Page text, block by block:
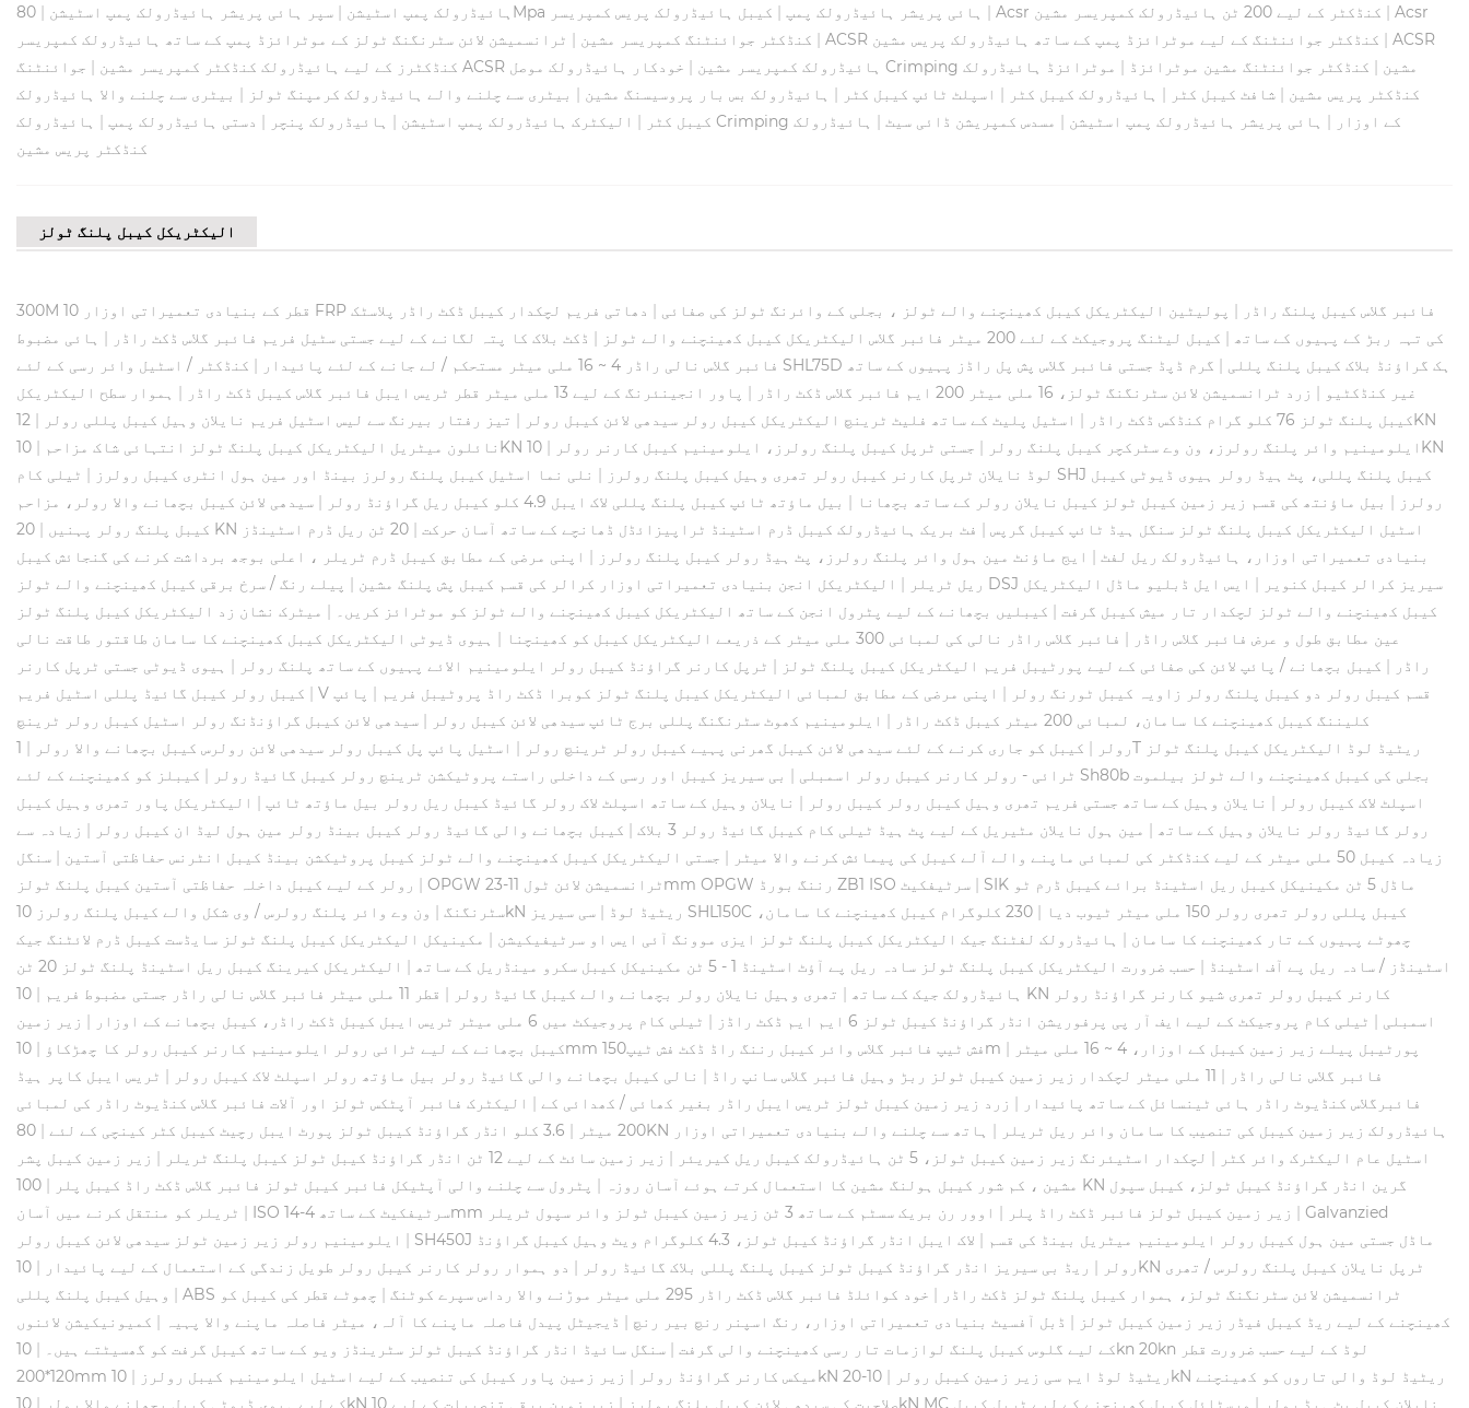
ہائیڈرولک پمپ اسٹیشن | سپر ہائی پریشر ہائیڈرولک پمپ اسٹیشن | 80Mpa ہائی پریشر ہائیڈرولک پمپ | کیبل ہائیڈرولک پریس کمپریسر | Acsr کنڈکٹر کے لیے 200 ٹن ہائیڈرولک کمپریسر مشین | Acsr
کنڈکٹر جوائنٹنگ کمپریسر مشین | ٹرانسمیشن لائن سٹرنگنگ ٹولز کے موٹرائزڈ پمپ کے ساتھ ہائیڈرولک کمپریسر | ACSR کنڈکٹر جوائنٹنگ کے لیے موٹرائزڈ پمپ کے ساتھ ہائیڈرولک پریس مشین | ACSR
کنڈکٹرز کے لیے ہائیڈرولک کنڈکٹر کمپریسر مشین | جوائنٹنگ ACSR ہائیڈرولک کمپریسر مشین | خودکار ہائیڈرولک موصل Crimping مشین | کنڈکٹر جوائنٹنگ مشین موٹرائزڈ | موٹرائزڈ ہائیڈرولک
کنڈکٹر پریس مشین | شافٹ کیبل کٹر | ہائیڈرولک کیبل کٹر | اسپلٹ ٹائپ کیبل کٹر | ہائیڈرولک بس بار پروسیسنگ مشین | بیٹری سے چلنے والے ہائیڈرولک کرمپنگ ٹولز | بیٹری سے چلنے والا ہائیڈرولک
کیبل کٹر | الیکٹرک ہائیڈرولک پمپ اسٹیشن | ہائیڈرولک پنچر | دستی ہائیڈرولک پمپ | ہائیڈرولک Crimping کے اوزار | ہائی پریشر ہائیڈرولک پمپ اسٹیشن | مسدس کمپریشن ڈائی سیٹ | ہائیڈرولک
کنڈکٹر پریس مشین
الیکٹریکل کیبل پلنگ ٹولز
300M 10 قطر کے بنیادی تعمیراتی اوزار FRP فائبر گلاس کیبل پلنگ راڈر | پولیٹین الیکٹریکل کیبل کھینچنے والے ٹولز ، بجلی کے وائرنگ ٹولز کی صفائی | دھاتی فریم لچکدار کیبل ڈکٹ راڈر پلاسٹک
کی تہہ ربڑ کے پہیوں کے ساتھ | کیبل لیٹنگ پروجیکٹ کے لئے 200 میٹر فائبر گلاس الیکٹریکل کیبل کھینچنے والے ٹولز | ڈکٹ بلاک کا پتہ لگانے کے لیے جستی سٹیل فریم فائبر گلاس ڈکٹ راڈر | ہائی مضبوط
فائبر گلاس نالی راڈر 4 ~ 16 ملی میٹر مستحکم / لے جانے کے لئے پائیدار
| کنڈکٹر / اسٹیل وائر رسی کے لئے SHL75D ہک گراؤنڈ بلاک کیبل پلنگ پللی | گرم ڈپڈ جستی فائبر گلاس پش پل راڈز پہیوں کے ساتھ
غیر کنڈکٹیو | زرد ٹرانسمیشن لائن سٹرنگنگ ٹولز، 16 ملی میٹر 200 ایم فائبر گلاس ڈکٹ راڈر | پاور انجینئرنگ کے لیے 13 ملی میٹر قطر ٹریس ایبل فائبر گلاس کیبل ڈکٹ راڈر | ہموار سطح الیکٹریکل
کیبل پلنگ ٹولز 76 کلو گرام کنڈکس ڈکٹ راڈر
| اسٹیل پلیٹ کے ساتھ فلیٹ ٹرینچ الیکٹریکل کیبل رولر سیدھی لائن کیبل رولر | تیز رفتار بیرنگ سے لیس اسٹیل فریم نایلان وہیل کیبل پللی رولر |
12KN
نائلون میٹریل الیکٹریکل کیبل پلنگ ٹولز انتہائی شاک مزاحم | 10KN ایلومینیم وائر پلنگ رولرز، ون وے سٹرکچر کیبل پلنگ رولر | جستی ٹرپل کیبل پلنگ رولرز، ایلومینیم کیبل کارنر رولر |
10KN
لوڈ نایلان ٹرپل کارنر کیبل رولر تھری وہیل کیبل پلنگ رولرز | نلی نما اسٹیل کیبل پلنگ رولرز بینڈ اور مین ہول انٹری کیبل رولرز | ٹیلی کام SHJ کیبل پلنگ پللی، پٹ ہیڈ رولر ہیوی ڈیوٹی کیبل
رولرز | بیل ماؤنتھ کی قسم زیر زمین کیبل ٹولز کیبل نایلان رولر کے ساتھ بچھانا | بیل ماؤتھ ٹائپ کیبل پلنگ پللی لاک ایبل 4.9 کلو کیبل ریل گراؤنڈ رولر | سیدھی لائن کیبل بچھانے والا رولر، مزاحم
کیبل پلنگ رولر پہنیں | 20 KN اسٹیل الیکٹریکل کیبل پلنگ ٹولز سنگل ہیڈ ٹائپ کیبل گرپس | فٹ بریک ہائیڈرولک کیبل ڈرم اسٹینڈ ٹراپیزائڈل ڈھانچے کے ساتھ آسان حرکت |
20 ٹن ریل ڈرم اسٹینڈز
بنیادی تعمیراتی اوزار، ہائیڈرولک ریل لفٹ | ایج ماؤنٹ مین ہول وائر پلنگ رولرز، پٹ ہیڈ رولر کیبل پلنگ رولرز | اپنی مرضی کے مطابق کیبل ڈرم ٹریلر ، اعلی بوجھ برداشت کرنے کی گنجائش کیبل
ریل ٹریلر | الیکٹریکل انجن بنیادی تعمیراتی اوزار کرالر کی قسم کیبل پش پلنگ مشین | پیلے رنگ / سرخ برقی کیبل کھینچنے والے ٹولز DSJ سیریز کرالر کیبل کنویر | ایس ایل ڈبلیو ماڈل الیکٹریکل
کیبل کھینچنے والے ٹولز لچکدار تار میش کیبل گرفت | کیبلیں بچھانے کے لیے پٹرول انجن کے ساتھ الیکٹریکل کیبل کھینچنے والے ٹولز کو موٹرائز کریں۔ | میٹرک نشان زد الیکٹریکل کیبل پلنگ ٹولز
عین مطابق طول و عرض فائبر گلاس راڈر | فائبر گلاس راڈر نالی کی لمبائی 300 ملی میٹر کے ذریعے الیکٹریکل کیبل کو کھینچنا | ہیوی ڈیوٹی الیکٹریکل کیبل کھینچنے کا سامان طاقتور طاقت نالی
راڈر | کیبل بچھانے / پائپ لائن کی صفائی کے لیے پورٹیبل فریم الیکٹریکل کیبل پلنگ ٹولز | ٹرپل کارنر گراؤنڈ کیبل رولر ایلومینیم الائے پہیوں کے ساتھ پلنگ رولر | ہیوی ڈیوٹی جستی ٹرپل کارنر
کیبل رولر کیبل گائیڈ پللی اسٹیل فریم | V قسم کیبل رولر دو کیبل پلنگ رولر زاویہ کیبل ٹورنگ رولر | اپنی مرضی کے مطابق لمبائی الیکٹریکل کیبل پلنگ ٹولز کوبرا ڈکٹ راڈ پروٹیبل فریم | پائپ
کلیننگ کیبل کھینچنے کا سامان، لمبائی 200 میٹر کیبل ڈکٹ راڈر
| ایلومینیم کھوٹ سٹرنگنگ پللی برج ٹائپ سیدھی لائن کیبل رولر | سیدھی لائن کیبل گراؤنڈنگ رولر اسٹیل کیبل رولر ٹرینچ
رولر | کیبل کو جاری کرنے کے لئے سیدھی لائن کیبل گھرنی پہیے کیبل رولر ٹرینچ رولر | اسٹیل پائپ پل کیبل رولر سیدھی لائن رولرس کیبل بچھانے والا رولر | 1T ریٹیڈ لوڈ الیکٹریکل کیبل پلنگ ٹولز
ٹرائی - رولر کارنر کیبل رولر اسمبلی | بی سیریز کیبل اور رسی کے داخلی راستے پروٹیکشن ٹرینچ رولر کیبل گائیڈ رولر | کیبلز کو کھینچنے کے لئے Sh80b بجلی کی کیبل کھینچنے والے ٹولز بیلموت
اسپلٹ لاک کیبل رولر | نایلان وہیل کے ساتھ جستی فریم تھری وہیل کیبل رولر کیبل رولر | نایلان وہیل کے ساتھ اسپلٹ لاک رولر گائیڈ کیبل ریل رولر بیل ماؤتھ ٹائپ | الیکٹریکل پاور تھری وہیل کیبل
رولر گائیڈ رولر نایلان وہیل کے ساتھ | مین ہول نایلان مٹیریل کے لیے پٹ ہیڈ ٹیلی کام کیبل گائیڈ رولر 3 بلاک | کیبل بچھانے والی گائیڈ رولر کیبل بینڈ رولر مین ہول لیڈ ان کیبل رولر | زیادہ سے
زیادہ کیبل 50 ملی میٹر کے لیے کنڈکٹر کی لمبائی ماپنے والے آلے کیبل کی پیمائش کرنے والا میٹر
| جستی الیکٹریکل کیبل کھینچنے والے ٹولز کیبل پروٹیکشن بینڈ کیبل انٹرنس حفاظتی آستین | سنگل
رولر کے لیے کیبل داخلہ حفاظتی آستین کیبل پلنگ ٹولز | OPGW ٹرانسمیشن لائن ٹول 11-23mm OPGW رننگ بورڈ ZB1 ISO سرٹیفکیٹ | SIK ماڈل 5 ٹن مکینیکل کیبل ریل اسٹینڈ برائے کیبل ڈرم ٹو
سٹرنگنگ | ون وے وائر پلنگ رولرس / وی شکل والے کیبل پلنگ رولرز 10kN ریٹیڈ لوڈ | سی سیریز SHL150C کیبل پللی رولر تھری رولر 150 ملی میٹر ٹیوب دیا |
230 کلوگرام کیبل کھینچنے کا سامان،
چھوٹے پہیوں کے تار کھینچنے کا سامان | ہائیڈرولک لفٹنگ جیک الیکٹریکل کیبل پلنگ ٹولز ایزی موونگ آئی ایس او سرٹیفیکیشن | مکینیکل الیکٹریکل کیبل پلنگ ٹولز سایڈست کیبل ڈرم لائٹنگ جیک
اسٹینڈز / سادہ ریل پے آف اسٹینڈ | حسب ضرورت الیکٹریکل کیبل پلنگ ٹولز سادہ ریل پے آؤٹ اسٹینڈ 1 - 5 ٹن مکینیکل کیبل سکرو مینڈریل کے ساتھ |
الیکٹریکل کیرینگ کیبل ریل اسٹینڈ پلنگ ٹولز 20 ٹن
ہائیڈرولک جیک کے ساتھ | تھری وہیل نایلان رولر بچھانے والے کیبل گائیڈ رولر | قطر 11 ملی میٹر فائبر گلاس نالی راڈر جستی مضبوط فریم | 10 KN کارنر کیبل رولر تھری شیو کارنر گراؤنڈ رولر
اسمبلی | ٹیلی کام پروجیکٹ کے لیے ایف آر پی پرفوریشن انڈر گراؤنڈ کیبل ٹولز 6 ایم ایم ڈکٹ راڈز | ٹیلی کام پروجیکٹ میں 6 ملی میٹر ٹریس ایبل کیبل ڈکٹ راڈر، کیبل بچھانے کے اوزار | زیر زمین
کیبل بچھانے کے لیے ٹرائی رولر ایلومینیم کارنر کیبل رولر کا چھڑکاؤ | 10mm فش ٹیپ فائبر گلاس وائر کیبل رننگ راڈ ڈکٹ فش ٹیپ150m | پورٹیبل پیلے زیر زمین کیبل کے اوزار، 4 ~ 16 ملی میٹر
فائبر گلاس نالی راڈر | 11 ملی میٹر لچکدار زیر زمین کیبل ٹولز ربڑ وہیل فائبر گلاس سانپ راڈ | نالی کیبل بچھانے والی گائیڈ رولر بیل ماؤتھ رولر اسپلٹ لاک کیبل رولر | ٹریس ایبل کاپر ہیڈ
فائبرگلاس کنڈیوٹ راڈر ہائی ٹینسائل کے ساتھ پائیدار | زرد زیر زمین کیبل ٹولز ٹریس ایبل راڈر بغیر کھائی / کھدائی کے | الیکٹرک فائبر آپٹکس ٹولز اور آلات فائبر گلاس کنڈیوٹ راڈر کی لمبائی
200 میٹر
| 3.6 کلو انڈر گراؤنڈ کیبل ٹولز پورٹ ایبل رچیٹ کیبل کٹر کینچی کے لئے | 80KN ہائیڈرولک زیر زمین کیبل کی تنصیب کا سامان وائر ریل ٹریلر | ہاتھ سے چلنے والے بنیادی تعمیراتی اوزار
اسٹیل عام الیکٹرک وائر کٹر | لچکدار اسٹیئرنگ زیر زمین کیبل ٹولز، 5 ٹن ہائیڈرولک کیبل ریل کیریئر | زیر زمین سائٹ کے لیے 12 ٹن انڈر گراؤنڈ کیبل ٹولز کیبل پلنگ ٹریلر | زیر زمین کیبل پشر
مشین ، کم شور کیبل ہولنگ مشین کا استعمال کرتے ہوئے آسان روزہ | پٹرول سے چلنے والی آپٹیکل فائبر کیبل ٹولز فائبر گلاس ڈکٹ راڈ کیبل پلر | 100 KN گرین انڈر گراؤنڈ کیبل ٹولز، کیبل سپول
ٹریلر کو منتقل کرنے میں آسان | ISO سرٹیفکیٹ کے ساتھ 4-14mm زیر زمین کیبل ٹولز فائبر ڈکٹ راڈ پلر | اوور رن بریک سسٹم کے ساتھ 3 ٹن زیر زمین کیبل ٹولز وائر سپول ٹریلر | Galvanzied
ایلومینیم رولر زیر زمین ٹولز سیدھی لائن کیبل رولر | SH450J ماڈل جستی مین ہول کیبل رولر ایلومینیم میٹریل بینڈ کی قسم |
لاک ایبل انڈر گراؤنڈ کیبل ٹولز، 4.3 کلوگرام ویٹ وہیل کیبل گراؤنڈ
رولر | ریڈ بی سیریز انڈر گراؤنڈ کیبل ٹولز کیبل پلنگ پللی بلاک گائیڈ رولر | دو ہموار رولر کارنر کیبل رولر طویل زندگی کے استعمال کے لیے پائیدار | 10KN ٹرپل نایلان کیبل پلنگ رولرس / تھری
وہیل کیبل پلنگ پللی | ABS ٹرانسمیشن لائن سٹرنگنگ ٹولز، ہموار کیبل پلنگ ٹولز ڈکٹ راڈر | خود کوائلڈ فائبر گلاس ڈکٹ راڈر 295 ملی میٹر موڑنے والا رداس سپرے کوٹنگ | چھوٹے قطر کی کیبل کو
کھینچنے کے لیے ریڈ کیبل فیڈر زیر زمین کیبل ٹولز | ڈبل آفسیٹ بنیادی تعمیراتی اوزار، رنگ اسپنر رنچ بیر رنچ | ڈیجیٹل پیدل فاصلہ ماپنے کا آلہ، میٹر فاصلہ ماپنے والا پہیہ | کمیونیکیشن لائنوں
کے لیے گلوس کیبل پلنگ لوازمات تار رسی کھینچنے والی گرفت | سنگل سائیڈ انڈر گراؤنڈ کیبل ٹولز سٹرینڈز ویو کے ساتھ کیبل گرفت کو گھسیٹتے ہیں۔ | 10kn 20kn لوڈ کے لیے حسب ضرورت قطر
120*200mm میکس کارنر گراؤنڈ رولر | زیر زمین پاور کیبل کی تنصیب کے لیے اسٹیل ایلومینیم کیبل رولرز | 10kN ریٹیڈ لوڈ ایم سی زیر زمین کیبل رولر |
10-20kN ریٹیڈ لوڈ والی تاروں کو کھینچنے
کے لیے ہیوی ڈیوٹی کیبل بچھانے والا رولر | 10kN صلاحیت کی سیدھی لائن کیبل پلنگ رولرز | زیر زمین برقی تنصیبات کے لیے 10kN MC نایلان کیبل پٹ ہیڈ رولر | ورسٹائل کیبل کھینچنے کے لیے ٹرپل کیبل